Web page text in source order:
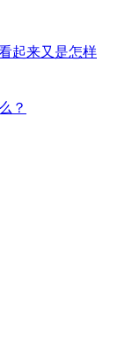
起来又是怎样
？